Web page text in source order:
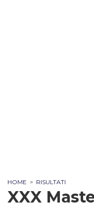
HOME > RISULTATI
XXX